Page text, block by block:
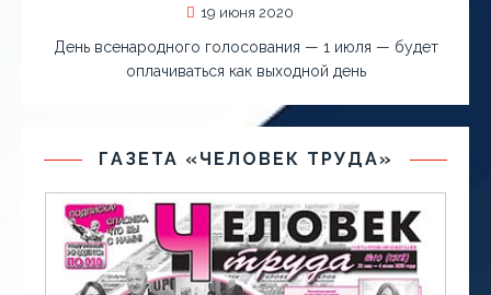
19 июня 2020
День всенародного голосования — 1 июля — будет
оплачиваться как выходной день
ГАЗЕТА «ЧЕЛОВЕК ТРУДА»